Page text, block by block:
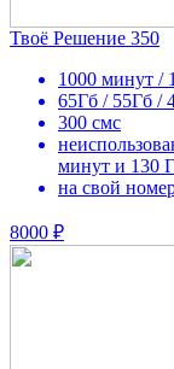
Твоё Решение 350
1000 минут /
65Гб / 55Гб /
300 смс
минут и 130
на свой
8000 ₽